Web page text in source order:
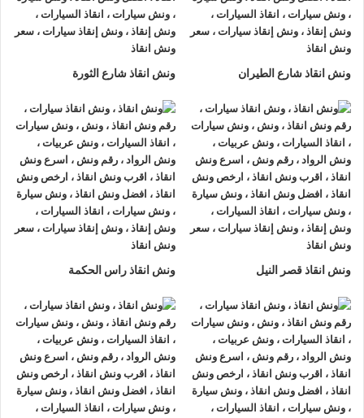
يصلك ونش انقاذ السيارات
بسرعة فائقة خلال 30 دقيقة بحد اقصي
فور طلبك لـونش إنقاذ سياراتمن أجل إنقاذ السياراتالمُعطّلة في
الطريق الزراعي او على الطريق وذلك لأننا نعمل على مدار الساعة
طوال أيام الأسبوع.
2- الأمان
ونش انقاذ السيارات
مراقبة بـ GPS وهي آمنة للغاية تحافظ علي
السيارة امنة تماما حتي الوصول إلي أقرب مركز صيانة.
3- الخبرة
فريق عمل شركة الرواد لإنقاذ و رفع السيارات مدرب على كيفية
السيارات
وذلك إلى جانب خبرتهم المتميزة
في اختيار أسرع الطرق.
4- الانتشار الواسع
تنتشراوناش الانقاذ في الطريق الزراعيأو علي الطرق الرئيسية
في جميع انحاء الجمهورية وهو ما يسمح بسرعة وصولونش انقاذ
السيارات
اليك خلال 15 دقيقة بحد اقصي.
ونش انقاذ شارع الطيران ونش انقاذ شارع الثورة
ونش انقاذ قصر النيل ونش انقاذ راس الحكمة